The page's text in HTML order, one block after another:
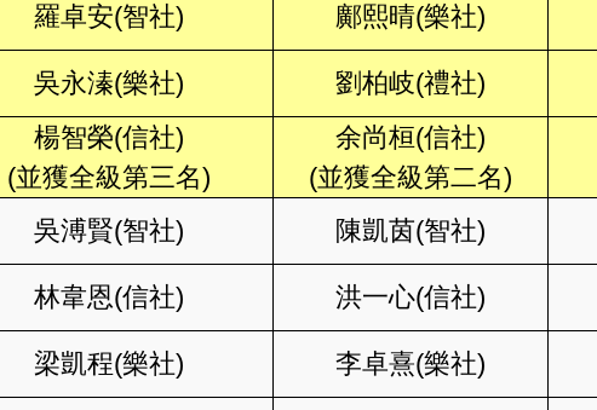
羅卓安(智社) 鄺熙晴(樂社)
吳永溱(樂社) 劉柏岐(禮社)
楊智榮(信社)
(並獲全級第三名)
余尚桓(信社)
(並獲全級第二名)
吳溥賢(智社)
陳凱茵(智社)
林韋恩(信社) 洪一心(信社)
梁凱程(樂社) 李卓熹(樂社)